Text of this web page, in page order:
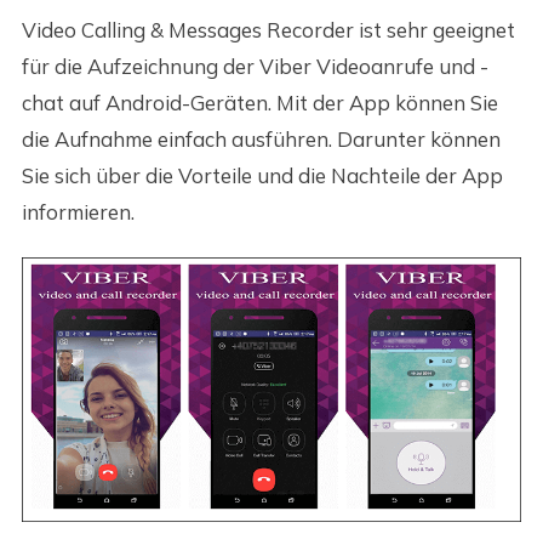
Video Calling & Messages Recorder ist sehr geeignet
für die Aufzeichnung der Viber Videoanrufe und -
chat auf Android-Geräten. Mit der App können Sie
die Aufnahme einfach ausführen. Darunter können
Sie sich über die Vorteile und die Nachteile der App
informieren.